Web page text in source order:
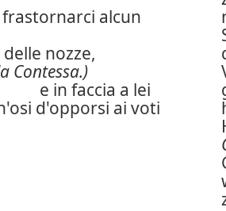
alcun
nozze,
Contessa.)
e in faccia a lei
d'opporsi ai voti